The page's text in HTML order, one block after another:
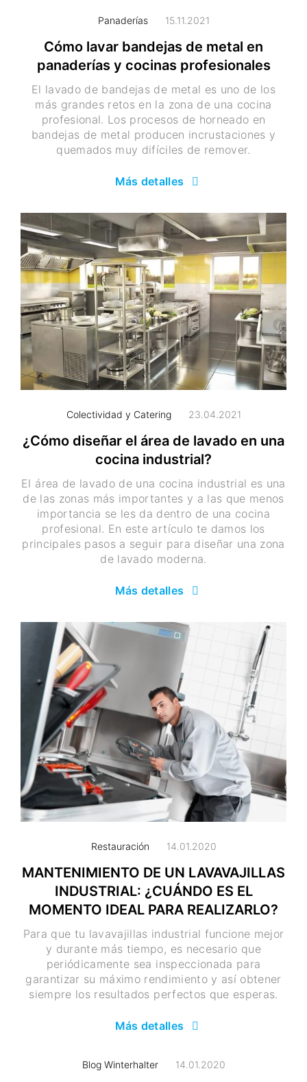
Panaderías 15.11.2021
Cómo lavar bandejas de metal en
panaderías y cocinas profesionales
El lavado de bandejas de metal es uno de los
más grandes retos en la zona de una cocina
profesional. Los procesos de horneado en
bandejas de metal producen incrustaciones y
quemados muy difíciles de remover.
Más detalles
Colectividad y Catering 23.04.2021
¿Cómo diseñar el área de lavado en una
cocina industrial?
El área de lavado de una cocina industrial es una
de las zonas más importantes y a las que menos
importancia se les da dentro de una cocina
profesional. En este artículo te damos los
principales pasos a seguir para diseñar una zona
de lavado moderna.
Más detalles
Restauración 14.01.2020
MANTENIMIENTO DE UN LAVAVAJILLAS
INDUSTRIAL: ¿CUÁNDO ES EL
MOMENTO IDEAL PARA REALIZARLO?
Para que tu lavavajillas industrial funcione mejor
y durante más tiempo, es necesario que
periódicamente sea inspeccionada para
garantizar su máximo rendimiento y así obtener
siempre los resultados perfectos que esperas.
Más detalles
Blog Winterhalter 14.01.2020